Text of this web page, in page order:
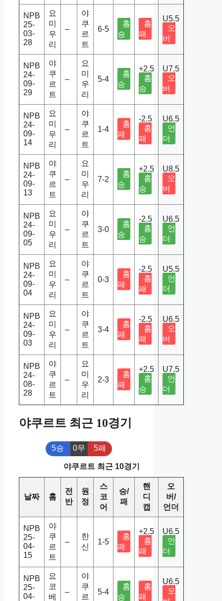
NPB
25-
03-
28
요
미
우
리
–
야
쿠
르
트
6-5
홈
승
홈
패
U5.5
오
버
NPB
24-
09-
29
야
쿠
르
트
–
요
미
우
리
5-4
홈
승
+2.5
홈
승
U7.5
오
버
NPB
24-
09-
14
요
미
우
리
–
야
쿠
르
트
1-4
홈
패
-2.5
홈
패
U6.5
언
더
NPB
24-
09-
13
야
쿠
르
트
–
요
미
우
리
7-2
홈
승
+2.5
홈
승
U8.5
오
버
NPB
24-
09-
05
요
미
우
리
–
야
쿠
르
트
3-0
홈
승
-2.5
홈
승
U6.5
언
더
NPB
24-
09-
04
요
미
우
리
–
야
쿠
르
트
0-3
홈
패
-2.5
홈
패
U5.5
언
더
NPB
24-
09-
03
요
미
우
리
–
야
쿠
르
트
3-4
홈
패
-2.5
홈
패
U6.5
오
버
NPB
24-
08-
28
야
쿠
르
트
–
요
미
우
리
2-3
홈
패
+2.5
홈
승
U7.5
언
더
야쿠르트 최근 10경기
5승 0무 5패
야쿠르트 최근 10경기
날짜 홈
전
반
원
정
스
코
어
승/
패
핸
디
캡
오
버/
언더
NPB
25-
04-
15
야
쿠
르
트
–
한
신
1-5
홈
패
+2.5
홈
패
U6.5
언
더
NPB
25-
04-
요
코
베
–
야
쿠
르
5-4
홈
승
홈
패
U6.5
오